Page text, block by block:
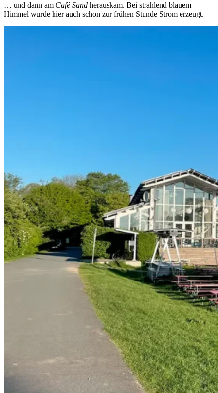
… und dann am Café Sand herauskam. Bei strahlend blauem
Himmel wurde hier auch schon zur frühen Stunde Strom erzeugt.